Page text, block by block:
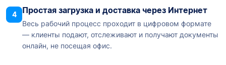
4 Простая загрузка и доставка через Интернет
Весь рабочий процесс проходит в цифровом формате
— клиенты подают, отслеживают и получают документы
онлайн, не посещая офис.